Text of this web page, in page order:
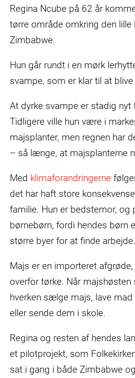
Regina Ncube på 62 år
tørre område omkring den lille
Zimbabwe.
Hun går rundt i en mørk
svampe, som er klar til at
At dyrke svampe er stadig nyt
Tidligere ville hun være i
majsplanter, men regnen har
– så længe, at majsplanterne
Med klimaforandringerne
det har haft store
familie. Hun er bedstemor, og
børnebørn, fordi hendes børn
større byer for at finde arbejde.
Majs er en importeret
overfor tørke. Når majshøsten
hverken sælge majs, lave
eller sende dem i skole.
Regina og resten af hendes
et pilotprojekt, som
sat i gang i både Zimbabwe